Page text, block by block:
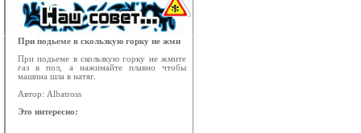
При подьеме в скользкую горку не жми
При подьеме в скользкую горку не жмите
газ в пол, а нажимайте плавно чтобы
машина шла в натяг.
Автор: Albatross
Это интересно: